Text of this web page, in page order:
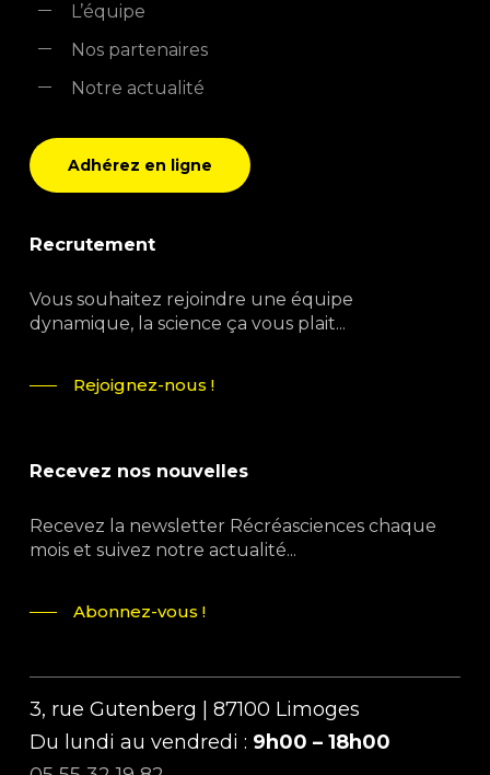
L’équipe
Nos partenaires
Notre actualité
Adhérez en ligne
Recrutement
Vous souhaitez rejoindre une équipe
dynamique, la science ça vous plait...
Rejoignez-nous !
Recevez nos nouvelles
Recevez la newsletter Récréasciences chaque
mois et suivez notre actualité...
Abonnez-vous !
3, rue Gutenberg | 87100 Limoges
Du lundi au vendredi : 9h00 – 18h00